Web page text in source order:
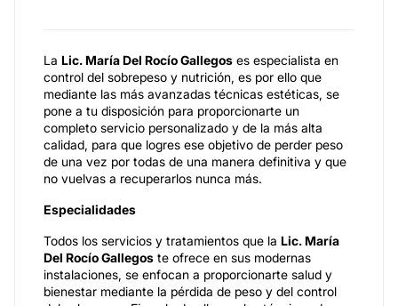
La Lic. María Del Rocío Gallegos es especialista en
control del sobrepeso y nutrición, es por ello que
mediante las más avanzadas técnicas estéticas, se
pone a tu disposición para proporcionarte un
completo servicio personalizado y de la más alta
calidad, para que logres ese objetivo de perder peso
de una vez por todas de una manera definitiva y que
no vuelvas a recuperarlos nunca más.
Especialidades
Todos los servicios y tratamientos que la Lic. María
Del Rocío Gallegos te ofrece en sus modernas
instalaciones, se enfocan a proporcionarte salud y
bienestar mediante la pérdida de peso y del control